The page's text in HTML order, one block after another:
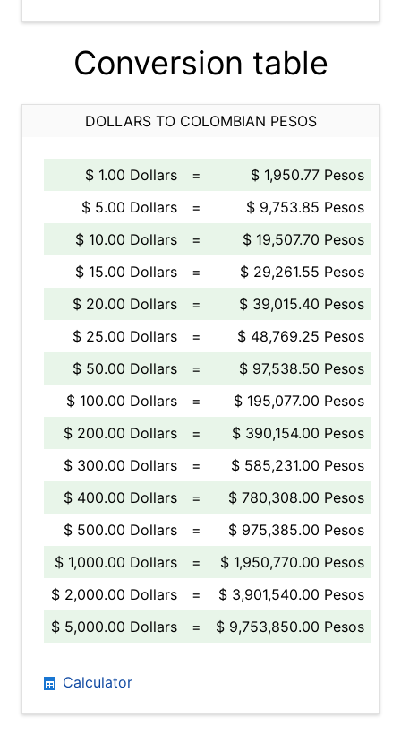
Conversion table
DOLLARS TO COLOMBIAN PESOS
$ 1.00 Dollars =
$ 1,950.77 Pesos
$ 5.00 Dollars
=
$ 9,753.85 Pesos
$ 10.00 Dollars
=
$ 19,507.70 Pesos
$ 15.00 Dollars
=
$ 29,261.55 Pesos
$ 20.00 Dollars
=
$ 39,015.40 Pesos
$ 25.00 Dollars
=
$ 48,769.25 Pesos
$ 50.00 Dollars
=
$ 97,538.50 Pesos
$ 100.00 Dollars
=
$ 195,077.00 Pesos
$ 200.00 Dollars
=
$ 390,154.00 Pesos
$ 300.00 Dollars
=
$ 585,231.00 Pesos
$ 400.00 Dollars
=
$ 780,308.00 Pesos
$ 500.00 Dollars
=
$ 975,385.00 Pesos
$ 1,000.00 Dollars
=
$ 1,950,770.00 Pesos
$ 2,000.00 Dollars
=
$ 3,901,540.00 Pesos
$ 5,000.00 Dollars
= $ 9,753,850.00 Pesos
Calculator